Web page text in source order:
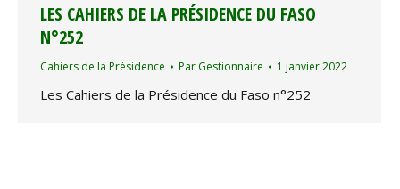
LES CAHIERS DE LA PRÉSIDENCE DU FASO
N°252
Cahiers de la Présidence Par Gestionnaire 1 janvier 2022
Les Cahiers de la Présidence du Faso n°252